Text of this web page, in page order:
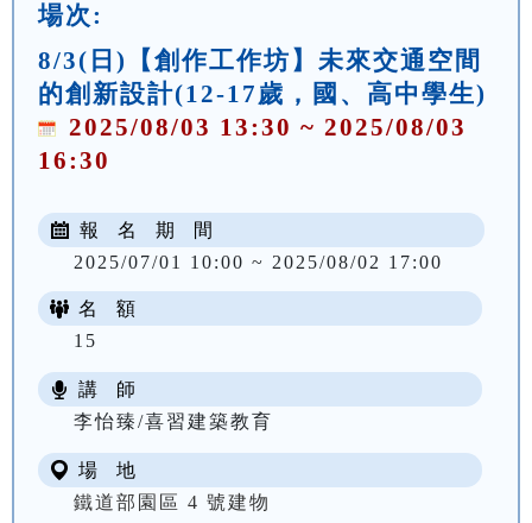
場次:
8/3(日)【創作工作坊】未來交通空間
的創新設計(12-17歲，國、高中學生)
2025/08/03 13:30 ~ 2025/08/03
16:30
報 名 期 間
2025/07/01 10:00 ~ 2025/08/02 17:00
名 額
15
講 師
李怡臻/喜習建築教育
場 地
鐵道部園區 4 號建物